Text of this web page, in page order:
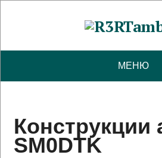
МЕНЮ
Конструкции
SM0DTK